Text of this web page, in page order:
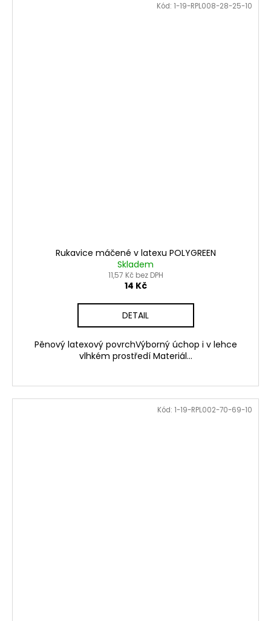
Rukavice máčené v latexu POLYGREEN
Skladem
11,57 Kč bez DPH
14 Kč
DETAIL
Pěnový latexový povrchVýborný úchop i v lehce
vlhkém prostředí Materiál...
Kód: 1-19-RPL008-28-25-10
Kód: 1-19-RPL002-70-69-10